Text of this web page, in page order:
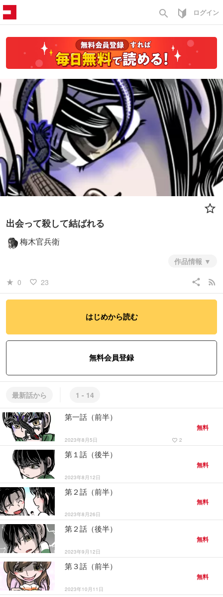
search ログイン
出会って殺して結ばれる
梅木官兵衛
作品情報
star_rate 0 favorite_border 23 share rss_feed
はじめから読む
無料会員登録
最新話から 1 - 14
第一話（前半）
2023年8月5日 favorite_border 2
無料
第１話（後半）
2023年8月12日
無料
第２話（前半）
2023年8月26日
無料
第２話（後半）
2023年9月12日
無料
第３話（前半）
2023年10月11日
無料